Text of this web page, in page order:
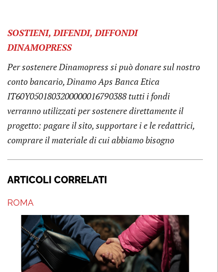
SOSTIENI, DIFENDI, DIFFONDI
DINAMOPRESS
Per sostenere Dinamopress si può donare sul nostro
conto bancario, Dinamo Aps Banca Etica
IT60Y0501803200000016790388 tutti i fondi
verranno utilizzati per sostenere direttamente il
progetto: pagare il sito, supportare i e le redattrici,
comprare il materiale di cui abbiamo bisogno
ARTICOLI CORRELATI
ROMA